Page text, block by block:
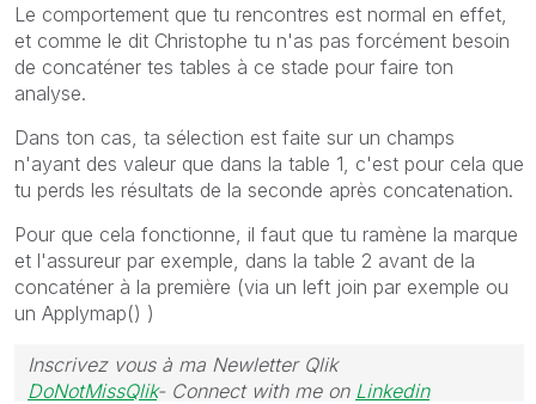
Le comportement que tu rencontres est normal en effet,
et comme le dit Christophe tu n'as pas forcément besoin
de concaténer tes tables à ce stade pour faire ton
analyse.
Dans ton cas, ta sélection est faite sur un champs
n'ayant des valeur que dans la table 1, c'est pour cela que
tu perds les résultats de la seconde après concatenation.
Pour que cela fonctionne, il faut que tu ramène la marque
et l'assureur par exemple, dans la table 2 avant de la
concaténer à la première (via un left join par exemple ou
un Applymap() )
Inscrivez vous à ma Newletter Qlik
DoNotMissQlik- Connect with me on Linkedin